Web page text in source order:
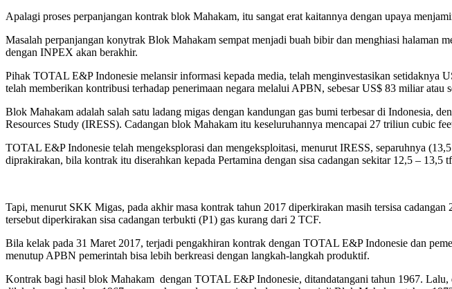
Apalagi proses perpanjangan kontrak blok Mahakam, itu sangat erat kaitannya dengan upaya
Masalah perpanjangan konytrak Blok Mahakam sempat menjadi buah bibir dan menghiasi
dengan INPEX akan berakhir.
Pihak TOTAL E&P Indonesie melansir informasi kepada media, telah menginvestasikan setidaknya
telah memberikan kontribusi terhadap penerimaan negara melalui APBN, sebesar US$ 83 miliar atau
Blok Mahakam adalah salah satu ladang migas dengan kandungan gas bumi terbesar di Indonesia,
Resources Study (IRESS). Cadangan blok Mahakam itu keseluruhannya mencapai 27 triliun cubic
TOTAL E&P Indonesie telah mengeksplorasi dan mengeksploitasi, menurut IRESS, separuhnya
diprakirakan, bila kontrak itu diserahkan kepada Pertamina dengan sisa cadangan sekitar 12,5 –
Tapi, menurut SKK Migas, pada akhir masa kontrak tahun 2017 diperkirakan masih tersisa
tersebut diperkirakan sisa cadangan terbukti (P1) gas kurang dari 2 TCF.
Bila kelak pada 31 Maret 2017, terjadi pengakhiran kontrak dengan TOTAL E&P Indonesie dan
menutup APBN pemerintah bisa lebih berkreasi dengan langkah-langkah produktif.
Kontrak bagi hasil blok Mahakam dengan TOTAL E&P Indonesie, ditandatangani tahun 1967.